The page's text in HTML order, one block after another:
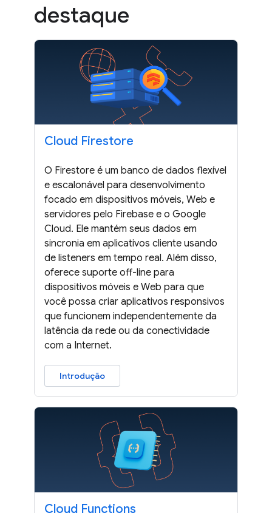
destaque
Cloud Firestore
O Firestore é um banco de dados flexível
e escalonável para desenvolvimento
focado em dispositivos móveis, Web e
servidores pelo Firebase e o Google
Cloud. Ele mantém seus dados em
sincronia em aplicativos cliente usando
de listeners em tempo real. Além disso,
oferece suporte off-line para
dispositivos móveis e Web para que
você possa criar aplicativos responsivos
que funcionem independentemente da
latência da rede ou da conectividade
com a Internet.
Introdução
Cloud Functions